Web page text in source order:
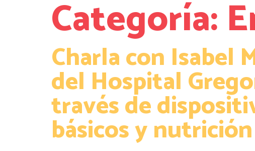
Categoría:
Charla con Isabel
del Hospital
través de
básicos y nutrición